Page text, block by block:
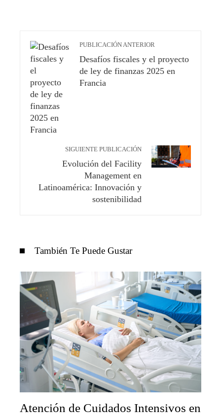
PUBLICACIÓN ANTERIOR
Desafíos fiscales y el proyecto
de ley de finanzas 2025 en
Francia
SIGUIENTE PUBLICACIÓN
Evolución del Facility
Management en
Latinoamérica: Innovación y
sostenibilidad
También Te Puede Gustar
Atención de Cuidados Intensivos en